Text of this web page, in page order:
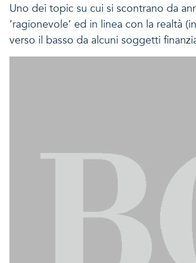
Uno dei topic su cui si scontrano da
‘ragionevole’ ed in linea con la
verso il basso da alcuni soggetti